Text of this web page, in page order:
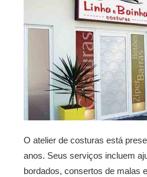
O atelier de costuras está
anos. Seus serviços incluem
bordados, consertos de malas